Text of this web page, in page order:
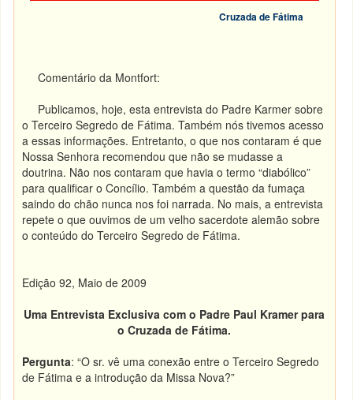
Cruzada de Fátima
Comentário da Montfort:
Publicamos, hoje, esta entrevista do Padre Karmer sobre
o Terceiro Segredo de Fátima. Também nós tivemos acesso
a essas informações. Entretanto, o que nos contaram é que
Nossa Senhora recomendou que não se mudasse a
doutrina. Não nos contaram que havia o termo “diabólico”
para qualificar o Concílio. Também a questão da fumaça
saindo do chão nunca nos foi narrada. No mais, a entrevista
repete o que ouvimos de um velho sacerdote alemão sobre
o conteúdo do Terceiro Segredo de Fátima.
Edição 92, Maio de 2009
Uma Entrevista Exclusiva com o Padre Paul Kramer para
o Cruzada de Fátima.
Pergunta: “O sr. vê uma conexão entre o Terceiro Segredo
de Fátima e a introdução da Missa Nova?”